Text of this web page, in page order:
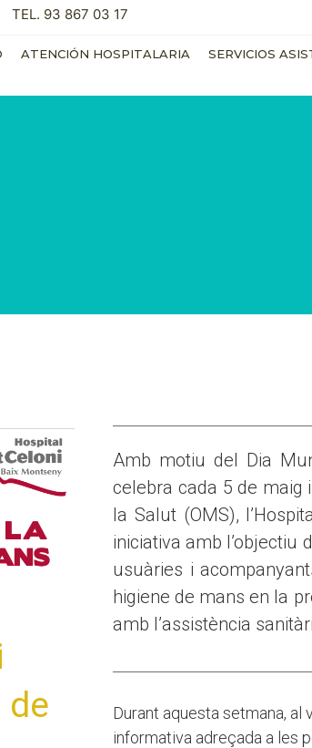
TEL. 93 867 03 17
ATENCIÓN HOSPITALARIA SERVICIOS
de
Amb motiu del Dia
celebra cada 5 de maig
la Salut (OMS),
iniciativa amb l’objectiu
usuàries i
higiene de mans en la
amb l’assistència
Durant aquesta setmana, al
informativa adreçada a les